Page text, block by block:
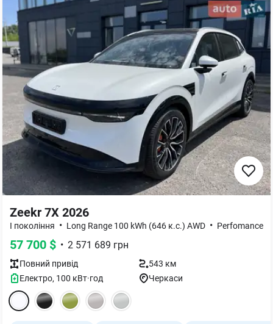
Zeekr 7X 2026
I покоління • Long Range 100 kWh (646 к.с.) AWD • Perfomance
57 700 $ • 2 571 689 грн
Повний привід
543 км
Електро, 100 кВт·год Черкаси